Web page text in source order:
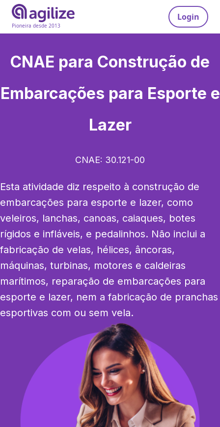
Pioneira desde 2013
Login
CNAE para Construção de
Embarcações para Esporte e
Lazer
CNAE: 30.121-00
Esta atividade diz respeito à construção de
embarcações para esporte e lazer, como
veleiros, lanchas, canoas, caiaques, botes
rígidos e infláveis, e pedalinhos. Não inclui a
fabricação de velas, hélices, âncoras,
máquinas, turbinas, motores e caldeiras
marítimos, reparação de embarcações para
esporte e lazer, nem a fabricação de pranchas
esportivas com ou sem vela.